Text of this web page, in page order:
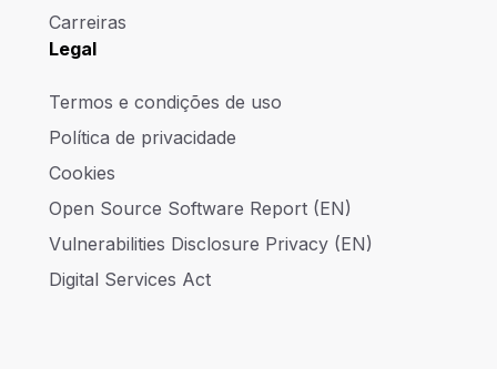
Carreiras
Legal
Termos e condições de uso
Política de privacidade
Cookies
Open Source Software Report (EN)
Vulnerabilities Disclosure Privacy (EN)
Digital Services Act